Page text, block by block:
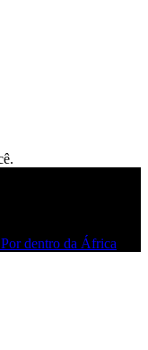
Por dentro da África